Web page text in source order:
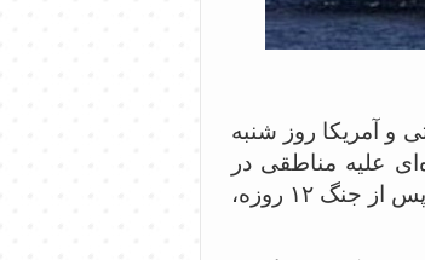
و آمریکا روز شنبه
صبح حملات گسترده‌ای علیه مناطقی در
مرکز تهران را آغاز کردند که دور چهارم مذاکرات ایران و ایالات متحده پس از جنگ ۱۲ روزه،